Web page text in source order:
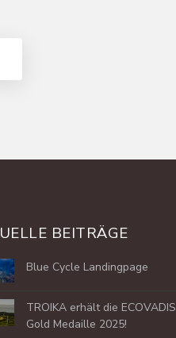
BEITRÄGE
Blue Cycle Landingpage
TROIKA erhält die ECOVADIS
Gold Medaille 2025!